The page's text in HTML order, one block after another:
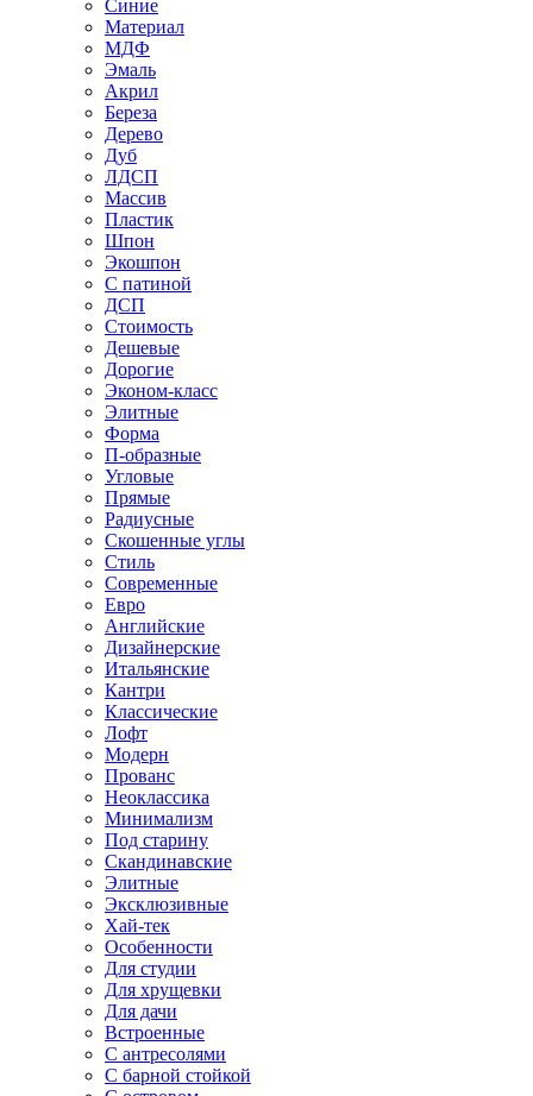
Синие
Материал
МДФ
Эмаль
Акрил
Береза
Дерево
Дуб
ЛДСП
Массив
Пластик
Шпон
Экошпон
С патиной
ДСП
Стоимость
Дешевые
Дорогие
Эконом-класс
Элитные
Форма
П-образные
Угловые
Прямые
Радиусные
Скошенные углы
Стиль
Современные
Евро
Английские
Дизайнерские
Итальянские
Кантри
Классические
Лофт
Модерн
Прованс
Неоклассика
Минимализм
Под старину
Скандинавские
Элитные
Эксклюзивные
Хай-тек
Особенности
Для студии
Для хрущевки
Для дачи
Встроенные
С антресолями
С барной стойкой